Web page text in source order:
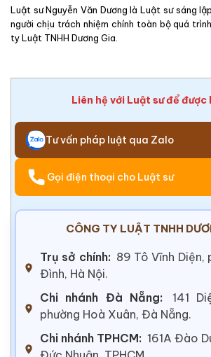
Luật sư Nguyễn Văn Dương là Luật sư sáng
người chịu trách nhiệm chính toàn bộ quá
ty Luật TNHH Dương Gia.
Liên hệ với Luật sư để được
Tư vấn pháp luật qua Zalo
Gọi điện thoại cho Luật sư
CÔNG TY LUẬT TNHH
Trụ sở chính: 89 Tô Vĩnh Diện,
Đình, Hà Nội.
Chi nhánh Đà Nẵng:
141
phường Hoà Xuân, Đà Nẵng.
Chi nhánh TPHCM: 161A Đào